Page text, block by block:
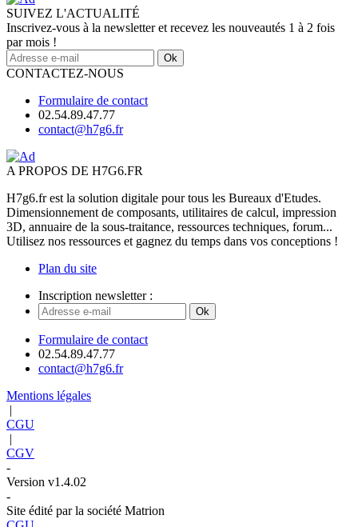
SUIVEZ L'ACTUALITÉ
Inscrivez-vous à la newsletter et recevez les nouveautés 1 à 2 fois
par mois !
Ok
CONTACTEZ-NOUS
Formulaire de contact
02.54.89.47.77
contact@h7g6.fr
A PROPOS DE H7G6.FR
H7g6.fr est la solution digitale pour tous les Bureaux d'Etudes.
Dimensionnement de composants, utilitaires de calcul, impression
3D, annuaire de la sous-traitance, ressources techniques, forum...
Utilisez nos ressources et gagnez du temps dans vos conceptions !
Plan du site
Inscription newsletter :
Ok
Formulaire de contact
02.54.89.47.77
contact@h7g6.fr
Mentions légales
|
CGU
|
CGV
-
Version v1.4.02
-
Site édité par la société Matrion